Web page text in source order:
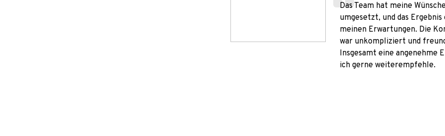
Das Team hat meine
umgesetzt, und das
meinen Erwartungen. Die
war unkompliziert und
Insgesamt eine angenehme
ich gerne weiterempfehle.